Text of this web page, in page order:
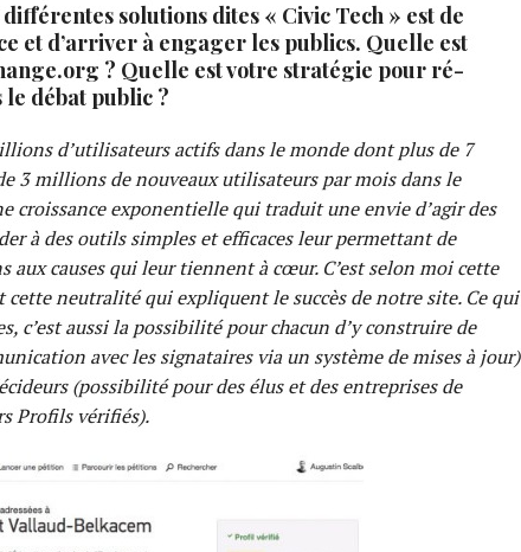
solutions dites « Civic Tech » est de
et d’arriver à engager les publics. Quelle est
? Quelle est votre stratégie pour ré-
débat public ?
d’utilisateurs actifs dans le monde dont plus de 7
3 millions de nouveaux utilisateurs par mois dans le
croissance exponentielle qui traduit une envie d’agir des
à des outils simples et efficaces leur permettant de
aux causes qui leur tiennent à cœur. C’est selon moi cette
cette neutralité qui expliquent le succès de notre site. Ce qui
c’est aussi la possibilité pour chacun d’y construire de
avec les signataires via un système de mises à jour)
(possibilité pour des élus et des entreprises de
Profils vérifiés).